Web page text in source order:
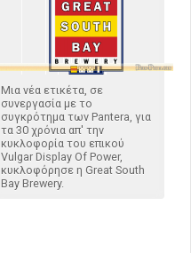
Μια νέα ετικέτα, σε
συνεργασία με το
συγκρότημα των Pantera, για
τα 30 χρόνια απ' την
κυκλοφορία του επικού
Vulgar Display Of Power,
κυκλοφόρησε η Great South
Bay Brewery.